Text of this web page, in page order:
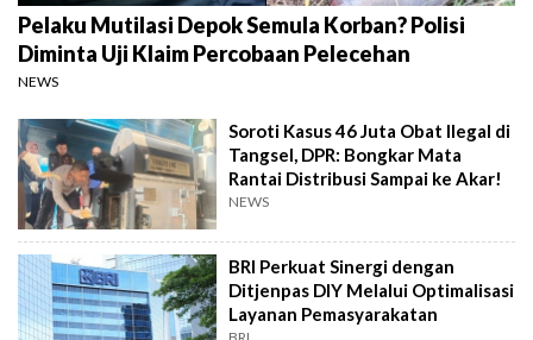
Pelaku Mutilasi Depok Semula Korban? Polisi
Diminta Uji Klaim Percobaan Pelecehan
NEWS
Soroti Kasus 46 Juta Obat Ilegal di
Tangsel, DPR: Bongkar Mata
Rantai Distribusi Sampai ke Akar!
NEWS
BRI Perkuat Sinergi dengan
Ditjenpas DIY Melalui Optimalisasi
Layanan Pemasyarakatan